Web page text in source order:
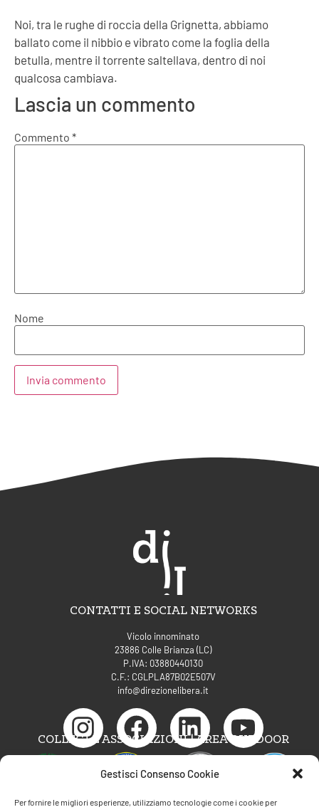
Gestisci Consenso Cookie
Per fornire le migliori esperienze, utilizziamo tecnologie come i cookie per
Noi, tra le rughe di roccia della Grignetta, abbiamo
ballato come il nibbio e vibrato come la foglia della
betulla, mentre il torrente saltellava, dentro di noi
qualcosa cambiava.
Lascia un commento
Commento *
Nome
CONTATTI E SOCIAL NETWORKS
Vicolo innominato
23886 Colle Brianza (LC)
P.IVA: 03880440130
C.F.: CGLPLA87B02E507V
info@direzionelibera.it
COLLEGI E ASSOCIAZIONI | AREA OUTDOOR